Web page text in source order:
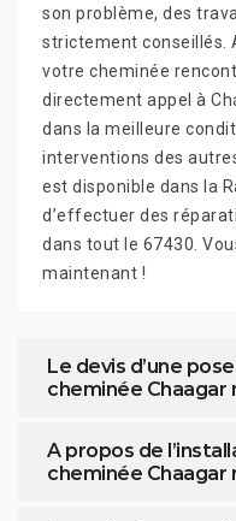
son problème, des
strictement conseillés.
votre cheminée
directement appel à
dans la meilleure
interventions des
est disponible dans la
d’effectuer des
dans tout le 67430.
maintenant !
Le devis d’une
cheminée Chaagar
A propos de
cheminée Chaagar